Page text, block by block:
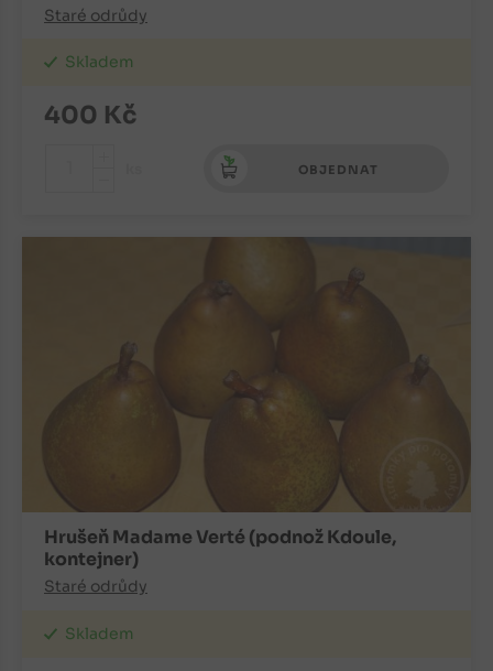
Staré odrůdy
Skladem
400 Kč
OBJEDNAT
Hrušeň Madame Verté (podnož Kdoule,
kontejner)
Staré odrůdy
Skladem